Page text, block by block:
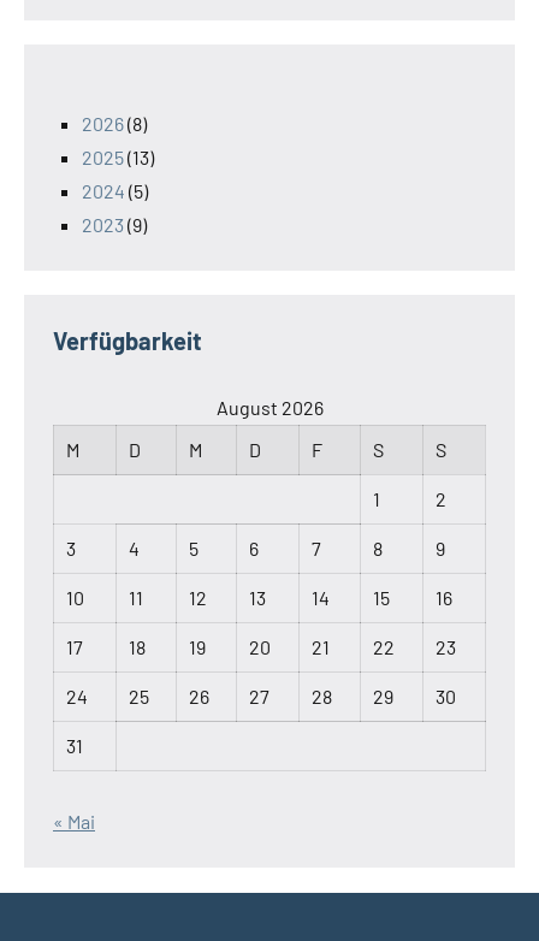
2026(8)
2025(13)
2024 (5)
2023(9)
Verfügbarkeit
August 2026
M
D M D F S S
1 2
3 4 5 6 7 8 9
10 11 12 13 14 15 16
17 18 19 20 21 22 23
24 25 26 27 28 29 30
31
« Mai